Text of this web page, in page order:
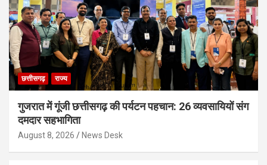
छत्तीसगढ़ राज्य
गुजरात में गूंजी छत्तीसगढ़ की पर्यटन पहचान: 26 व्यवसायियों संग
दमदार सहभागिता
August 8, 2026 News Desk